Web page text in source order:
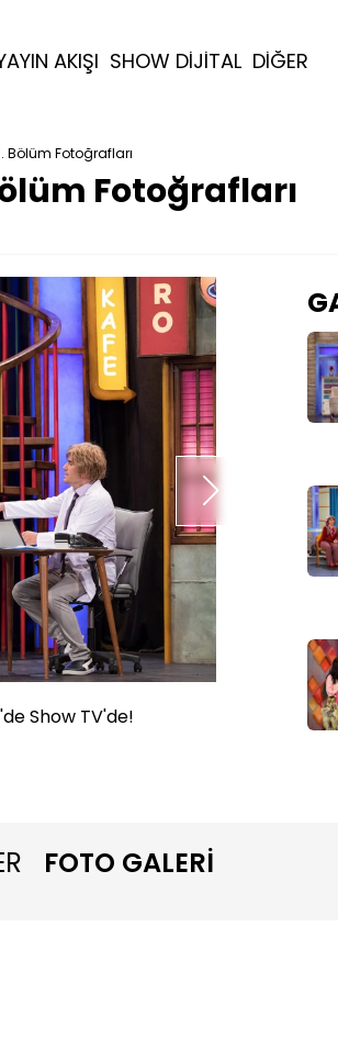
AKIŞI SHOW DİJİTAL DİĞER
Bölüm Fotoğrafları
Fotoğrafları
Show TV'de!
FOTO GALERİ